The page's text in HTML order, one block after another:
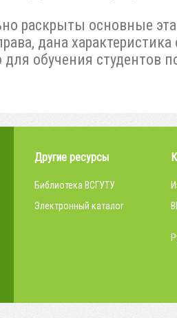
раскрыты основные
дана
для обучения студентов
Другие ресурсы
Библиотека ВСГУТУ
Электронный каталог